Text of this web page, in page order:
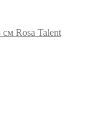
Rosa Talent